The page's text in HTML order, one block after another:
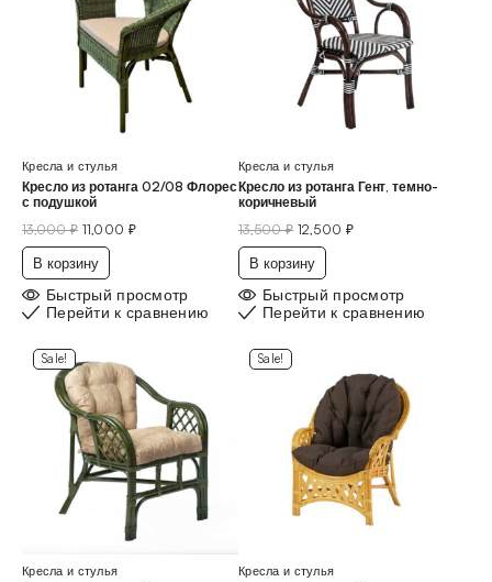
Кресла и стулья
Кресло из ротанга 02/08 Флорес
с подушкой
13,000₽ 11,000 ₽
В корзину
Быстрый просмотр
Перейти к сравнению
Кресла и стулья
Кресло из ротанга Гент, темно-
коричневый
13,500₽ 12,500 ₽
В корзину
Быстрый просмотр
Перейти к сравнению
Sale!
Кресла и стулья
Sale!
Кресла и стулья